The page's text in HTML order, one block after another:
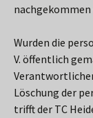
nachgekommen
Wurden die
V. öffentlich
Verantwortlicher
Löschung der
trifft der TC